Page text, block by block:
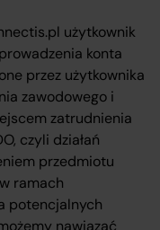
użytkownik
konta
przez użytkownika
zawodowego i
zatrudnienia
czyli działań
przedmiotu
ramach
potencjalnych
nawiązać